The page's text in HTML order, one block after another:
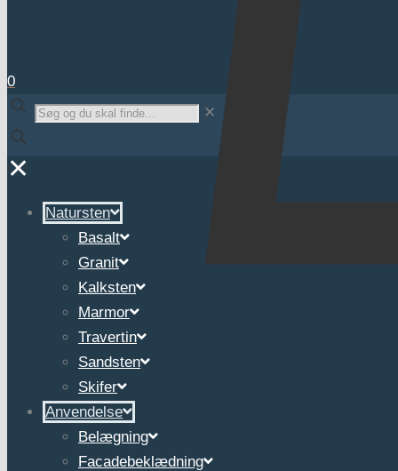
0
✕
✕
Natursten
Basalt
Granit
Kalksten
Marmor
Travertin
Sandsten
Skifer
Anvendelse
Belægning
Facadebeklædning